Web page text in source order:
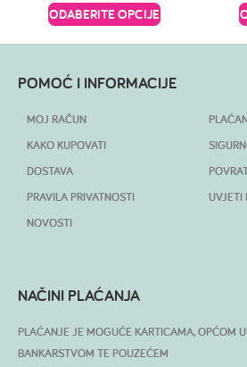
ODABERITE OPCIJE
POMOĆ I INFORMACIJE
MOJ RAČUN
KAKO KUPOVATI
DOSTAVA
PRAVILA PRIVATNOSTI
NOVOSTI
UVJETI
NAČINI PLAĆANJA
PLAĆANJE JE MOGUĆE KARTICAMA, OPĆOM
BANKARSTVOM TE POUZEĆEM